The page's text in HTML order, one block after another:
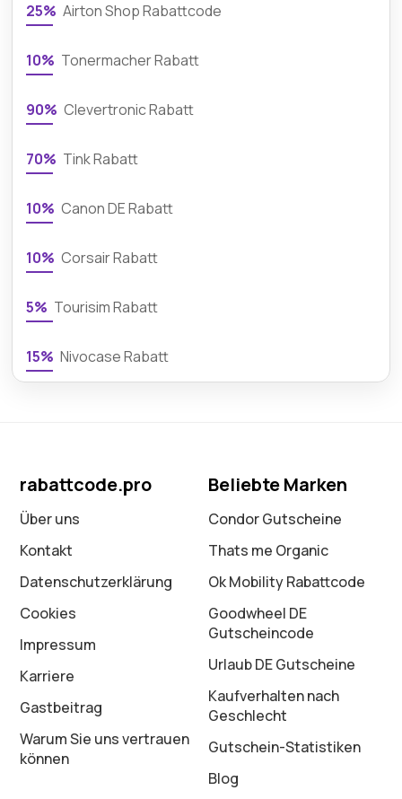
25% Airton Shop Rabattcode
10% Tonermacher Rabatt
90% Clevertronic Rabatt
70% Tink Rabatt
10% Canon DE Rabatt
10% Corsair Rabatt
5% Tourisim Rabatt
15% Nivocase Rabatt
rabattcode.pro
Über uns
Kontakt
Datenschutz­erklärung
Cookies
Impressum
Karriere
Gastbeitrag
Warum Sie uns vertrauen
können
Beliebte Marken
Condor Gutscheine
Thats me Organic
Ok Mobility Rabattcode
Goodwheel DE
Gutscheincode
Urlaub DE Gutscheine
Kaufverhalten nach
Geschlecht
Gutschein-Statistiken
Blog